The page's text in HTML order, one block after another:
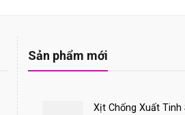
Sản phẩm mới
Xịt Chống Xuất Tinh